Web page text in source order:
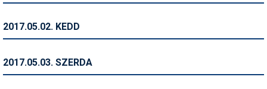
Ingatlan
2017.05.02. KEDD
2017.05.03. SZERDA